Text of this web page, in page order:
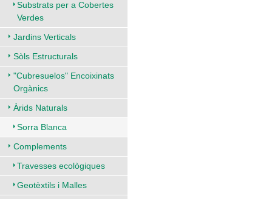
Substrats per a Cobertes
Verdes
Jardins Verticals
Sòls Estructurals
"Cubresuelos" Encoixinats
Orgànics
Àrids Naturals
Sorra Blanca
Complements
Travesses ecològiques
Geotèxtils i Malles